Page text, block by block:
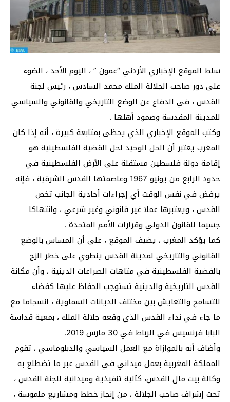
سلط الموقع الإخباري الأردني “عمون ” ، اليوم الأحد ، الضوء
على دور صاحب الجلالة الملك محمد السادس ، رئيس لجنة
القدس ، في الدفاع عن الوضع التاريخي والقانوني والسياسي
للمدينة المقدسة وصمود أهلها .
وكتب الموقع الإخباري الذي يحظى بمتابعة كبيرة ، أنه إذا كان
المغرب يعتبر أن الحل الوحيد لحل القضية الفلسطينية هو
إقامة دولة فلسطين مستقلة على الأرض الفلسطينية في
حدود الرابع من يونيو 1967 وعاصمتها القدس الشرقية ، فإنه
يرفض في نفس الوقت أي إجراءات أحادية الجانب تخص
القدس ، ويعتبرها عملا غير قانوني وغير شرعي ، وانتهاكا
جسيما للقانون الدولي وقرارات الأمم المتحدة .
كما يؤكد المغرب ، يضيف الموقع ، على أن المساس بالوضع
القانوني والتاريخي لمدينة القدس ينطوي على خطر الزج
بالقضية الفلسطينية في متاهات الصراعات الدينية ، وأن مكانة
القدس التاريخية والدينية تستوجب الحفاظ عليها كفضاء
للتسامح والتعايش بين مختلف الديانات السماوية ، انسجاما مع
ما جاء في نداء القدس الذي وقعه جلالة الملك ، بمعية قداسة
البابا فرنسيس في الرباط في 30 مارس 2019.
وأضاف أنه بالموازاة مع العمل السياسي والدبلوماسي ، تقوم
المملكة المغربية بعمل ميداني في القدس عبر ما تضطلع به
وكالة بيت مال القدس، كآلية تنفيذية وميدانية للجنة القدس ،
تحت إشراف صاحب الجلالة ، من إنجاز خطط ومشاريع ملموسة ،